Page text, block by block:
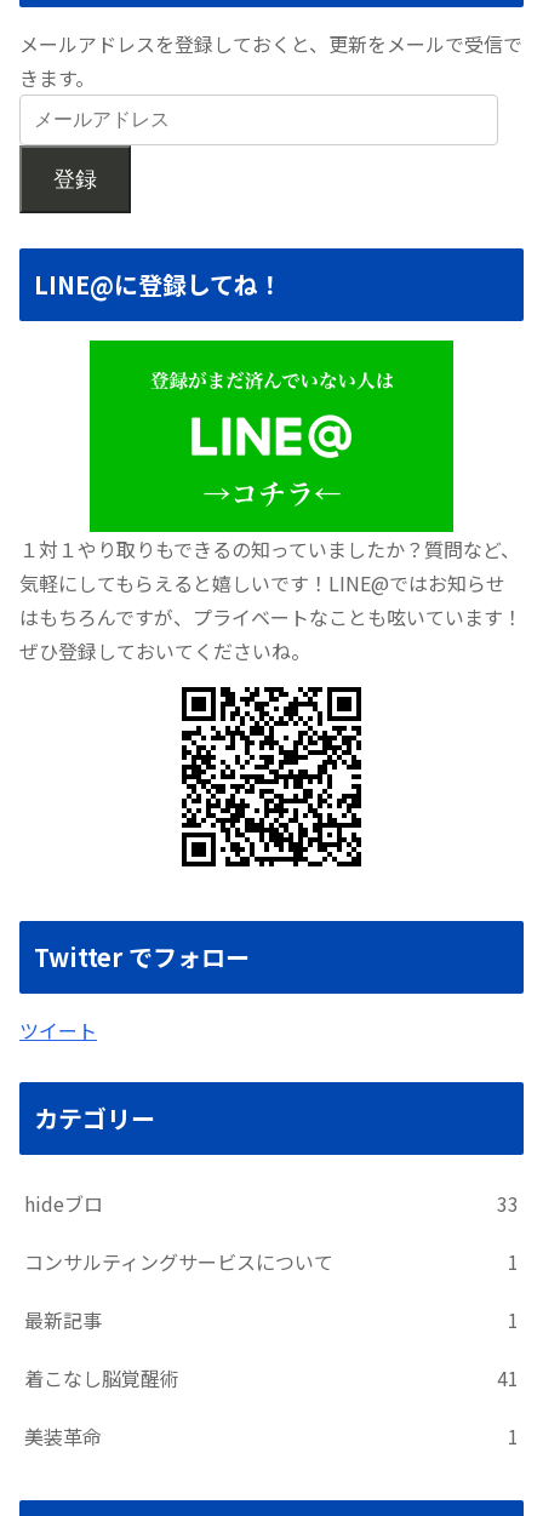
メールアドレスを登録しておくと、更新をメールで受信で
きます。
登録
LINE@に登録してね！
１対１やり取りもできるの知っていましたか？質問など、
気軽にしてもらえると嬉しいです！LINE@ではお知らせ
はもちろんですが、プライベートなことも呟いています！
ぜひ登録しておいてくださいね。
Twitter でフォロー
ツイート
カテゴリー
hideブロ
33
コンサルティングサービスについて
1
最新記事
1
着こなし脳覚醒術
41
美装革命
1